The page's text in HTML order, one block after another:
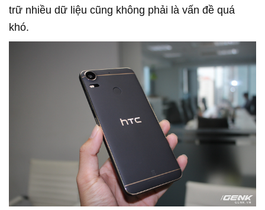
trữ nhiều dữ liệu cũng không phải là vấn đề quá
khó.